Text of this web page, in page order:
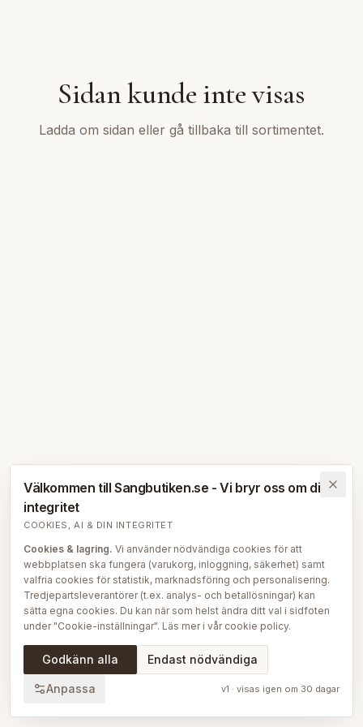
Sidan kunde inte visas
Ladda om sidan eller gå tillbaka till sortimentet.
Välkommen till Sangbutiken.se - Vi bryr oss om din
integritet
COOKIES, AI & DIN INTEGRITET
Cookies & lagring. Vi använder nödvändiga cookies för att
webbplatsen ska fungera (varukorg, inloggning, säkerhet) samt
valfria cookies för statistik, marknadsföring och personalisering.
Tredjepartsleverantörer (t.ex. analys- och betallösningar) kan
sätta egna cookies. Du kan när som helst ändra ditt val i sidfoten
under "Cookie-inställningar". Läs mer i vår cookie policy.
AI på Sängbutiken.För att ge dig en bättre upplevelse använder
vi delvis AI-teknik — bl.a. för smartare sök- och
att skapa, översätta och redigera delar av vårt redaktionella
Godkänn alla Endast nödvändiga
Anpassa v1 · visas igen om 30 dagar